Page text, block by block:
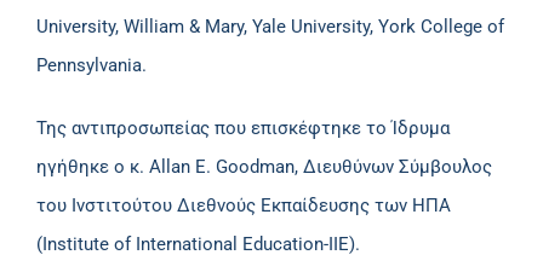
University, William & Mary, Yale University, York College of
Pennsylvania.
Της αντιπροσωπείας που επισκέφτηκε το Ίδρυμα
ηγήθηκε ο κ. Allan E. Goodman, Διευθύνων Σύμβουλος
του Ινστιτούτου Διεθνούς Εκπαίδευσης των ΗΠΑ
(Institute of International Education-IIE).